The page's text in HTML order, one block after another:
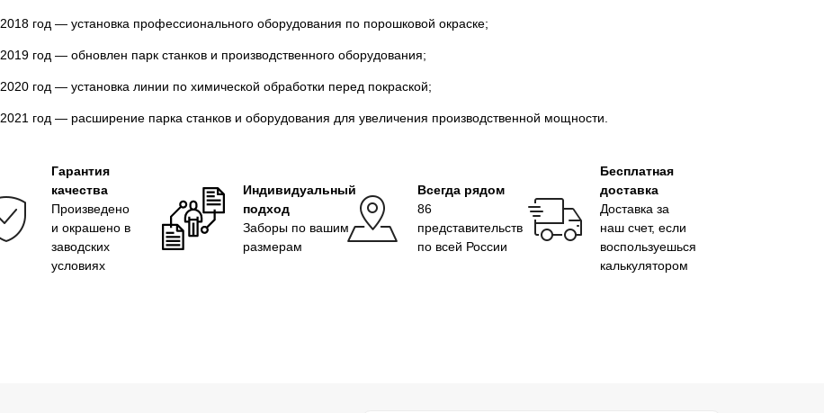
2018 год — установка профессионального оборудования по порошковой окраске;
2019 год — обновлен парк станков и производственного оборудования;
2020 год — установка линии по химической обработки перед покраской;
2021 год — расширение парка станков и оборудования для увеличения производственной мощности.
Гарантия
качества
Произведено
и окрашено в
заводских
условиях
Индивидуальный
подход
Заборы по вашим
размерам
Всегда рядом
86
представительств
по всей России
Бесплатная
доставка
Доставка за
наш счет, если
воспользуешься
калькулятором